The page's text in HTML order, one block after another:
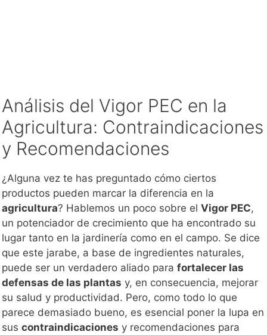
Análisis del Vigor PEC en la
Agricultura: Contraindicaciones
y Recomendaciones
¿Alguna vez te has preguntado cómo ciertos
productos pueden marcar la diferencia en la
agricultura? Hablemos un poco sobre el Vigor PEC,
un potenciador de crecimiento que ha encontrado su
lugar tanto en la jardinería como en el campo. Se dice
que este jarabe, a base de ingredientes naturales,
puede ser un verdadero aliado para fortalecer las
defensas de las plantas y, en consecuencia, mejorar
su salud y productividad. Pero, como todo lo que
parece demasiado bueno, es esencial poner la lupa en
sus contraindicaciones y recomendaciones para